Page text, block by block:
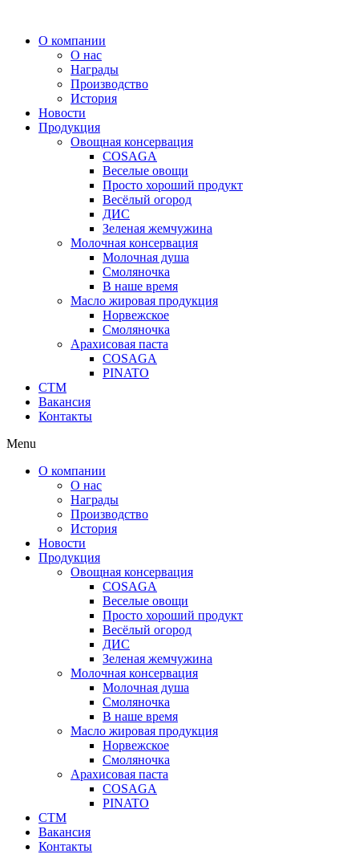
содержимому
О компании
О нас
Награды
Производство
История
Новости
Продукция
Овощная консервация
COSAGA
Веселые овощи
Просто хороший продукт
Весёлый огород
ДИС
Зеленая жемчужина
Молочная консервация
Молочная душа
Смоляночка
В наше время
Масло жировая продукция
Норвежское
Смоляночка
Арахисовая паста
COSAGA
PINATO
СТМ
Вакансия
Контакты
Menu
О компании
О нас
Награды
Производство
История
Новости
Продукция
Овощная консервация
COSAGA
Веселые овощи
Просто хороший продукт
Весёлый огород
ДИС
Зеленая жемчужина
Молочная консервация
Молочная душа
Смоляночка
В наше время
Масло жировая продукция
Норвежское
Смоляночка
Арахисовая паста
COSAGA
PINATO
СТМ
Вакансия
Контакты